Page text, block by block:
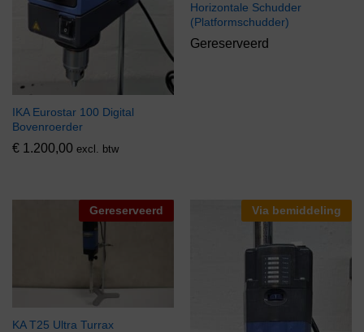
IKA Eurostar 100 Digital
Bovenroerder
€ 1.200,00 excl. btw
Horizontale Schudder
(Platformschudder)
Gereserveerd
Gereserveerd
KA T25 Ultra Turrax
Via bemiddeling